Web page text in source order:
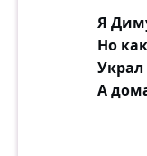
Я
Но
А